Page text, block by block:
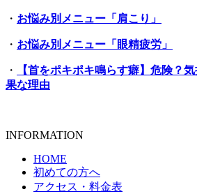
・ お悩み別メニュー「肩こり」
・ お悩み別メニュー「眼精疲労」
・
【首をポキポキ鳴らす癖】危険？
果な理由
INFORMATION
HOME
初めての方へ
アクセス・料金表